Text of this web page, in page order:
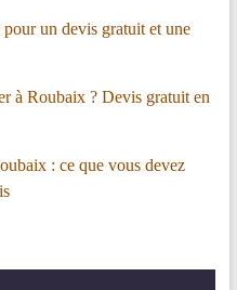
un devis gratuit et une
à Roubaix ? Devis gratuit en
: ce que vous devez